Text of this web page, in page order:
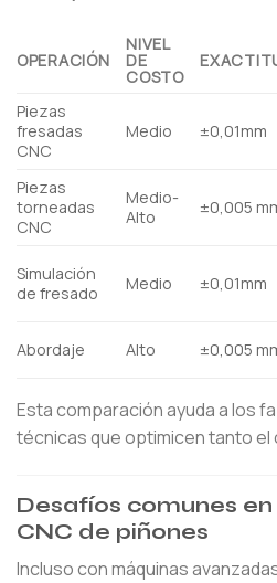
OPERACIÓN
NIVEL
DE
COSTO
Piezas
fresadas
CNC
Medio ±0,01mm
Piezas
torneadas
CNC
Medio-
Alto
±0,005
Simulación
de fresado
Medio ±0,01mm
Abordaje Alto ±0,005
Esta comparación ayuda a los
técnicas que optimicen tanto
Desafíos comunes
CNC de piñones
Incluso con máquinas